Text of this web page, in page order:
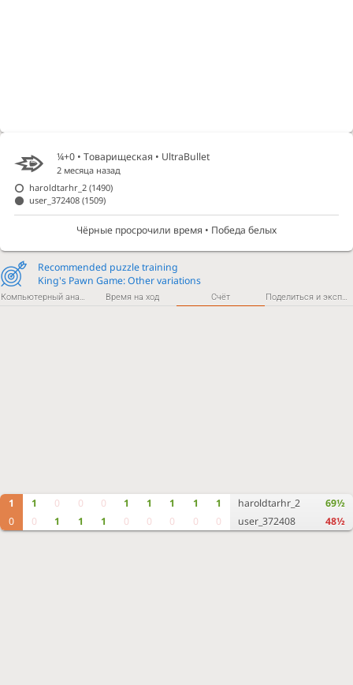
Компьютерный анализ Время на ход Счёт Поделиться и экспортировать
1
0
1
0
0
1
0
1
0
1
1
0
1
0
1
0
1
0
1
0
haroldtarhr_2
user_372408
69½
48½
Recommended puzzle training
King's Pawn Game: Other variations
¼+0 • Товарищеская • UltraBullet
2 месяца назад
haroldtarhr_2(1490)
user_372408(1509)
Чёрные просрочили время • Победа белых